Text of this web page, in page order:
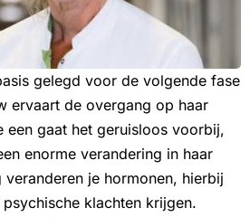
gelegd voor de volgende fase
ervaart de overgang op haar
een gaat het geruisloos voorbij,
enorme verandering in haar
je hormonen, hierbij
klachten krijgen.